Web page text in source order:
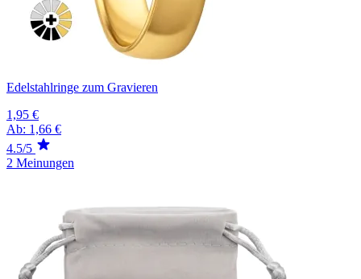
Edelstahlringe zum Gravieren
1,95 €
Ab: 1,66 €
4.5/5
2 Meinungen